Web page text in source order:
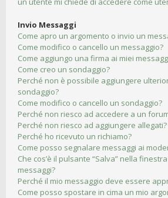
Invio Messaggi
Come apro un argomento o invio un
Come modifico o cancello un messaggio?
Come aggiungo una firma ai miei
Come creo un sondaggio?
Perché non è possibile aggiungere
sondaggio?
Come modifico o cancello un sondaggio?
Perché non riesco ad accedere a un
Perché non riesco ad aggiungere allegati?
Perché ho ricevuto un richiamo?
Come posso segnalare messaggi ai
Che cos’è il pulsante “Salva” nella
messaggi?
Perché il mio messaggio deve essere
Come posso spostare in cima un mio